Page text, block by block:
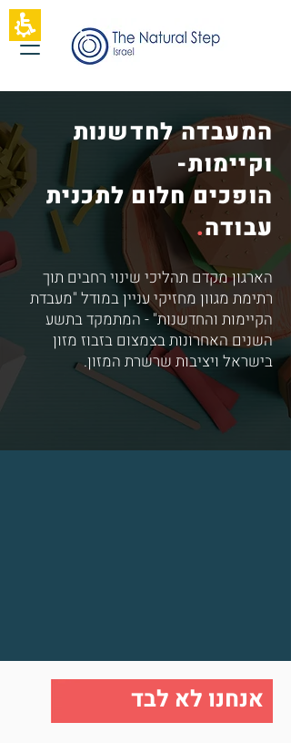
תחילתו
של
דף
אינטרנט,
אנטר
לעבור
לאזור
תוכן
מרכזי
המעבדה לחדשנות
וקיימות-
הופכים חלום לתכנית
עבודה.
הארגון מקדם תהליכי שינוי רחבים תוך
רתימת מגוון מחזיקי עניין במודל "מעבדת
הקיימות והחדשנות" - המתמקד בתשע
השנים האחרונות בצמצום בזבוז מזון
בישראל ויציבות שרשרת המזון.
אנחנו לא לבד